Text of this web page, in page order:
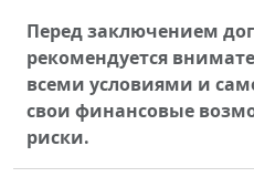
Перед заключением
рекомендуется
всеми условиями и
свои финансовые
риски.